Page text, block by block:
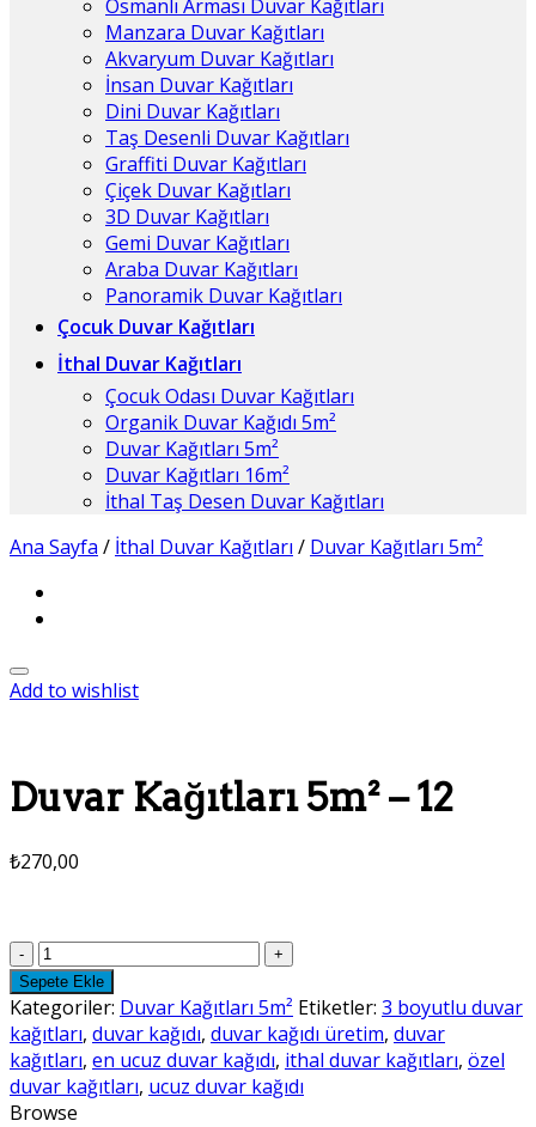
Osmanlı Arması Duvar Kağıtları
Manzara Duvar Kağıtları
Akvaryum Duvar Kağıtları
İnsan Duvar Kağıtları
Dini Duvar Kağıtları
Taş Desenli Duvar Kağıtları
Graffiti Duvar Kağıtları
Çiçek Duvar Kağıtları
3D Duvar Kağıtları
Gemi Duvar Kağıtları
Araba Duvar Kağıtları
Panoramik Duvar Kağıtları
Çocuk Duvar Kağıtları
İthal Duvar Kağıtları
Çocuk Odası Duvar Kağıtları
Organik Duvar Kağıdı 5m²
Duvar Kağıtları 5m²
Duvar Kağıtları 16m²
İthal Taş Desen Duvar Kağıtları
Ana Sayfa / İthal Duvar Kağıtları / Duvar Kağıtları 5m²
Add to wishlist
Duvar Kağıtları 5m² – 12
₺270,00
Duvar
Kağıtları
5m²
-
12
adet
Sepete Ekle
Kategoriler: Duvar Kağıtları 5m² Etiketler: 3 boyutlu duvar
kağıtları, duvar kağıdı, duvar kağıdı üretim, duvar
kağıtları, en ucuz duvar kağıdı, ithal duvar kağıtları, özel
duvar kağıtları, ucuz duvar kağıdı
Browse